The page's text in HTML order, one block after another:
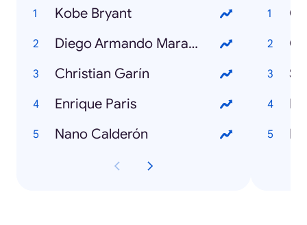
Kobe Bryant
Diego Armando Maradona
Christian Garín
Enrique Paris
Nano Calderón